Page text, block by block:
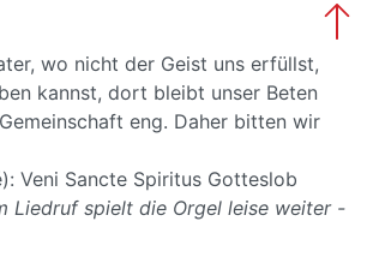
wo nicht der Geist uns erfüllst,
kannst, dort bleibt unser Beten
eng. Daher bitten wir
Veni Sancte Spiritus Gotteslob
Liedruf spielt die Orgel leise weiter -